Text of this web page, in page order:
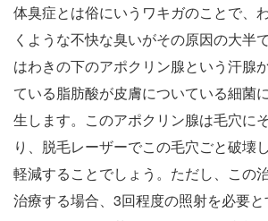
体臭症とは俗にいうワキガのことで、
くような不快な臭いがその原因の大半
はわきの下のアポクリン腺という汗腺
ている脂肪酸が皮膚についている細菌
生します。このアポクリン腺は毛穴に
り、脱毛レーザーでこの毛穴ごと破壊
軽減することでしょう。ただし、この
治療する場合、3回程度の照射を必要